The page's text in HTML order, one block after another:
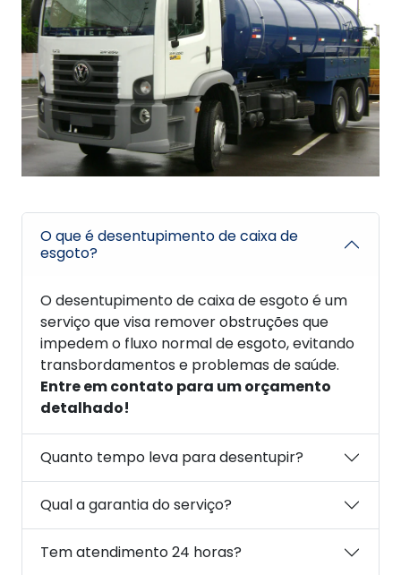
O que é desentupimento de caixa de
esgoto?
O desentupimento de caixa de esgoto é um
serviço que visa remover obstruções que
impedem o fluxo normal de esgoto, evitando
transbordamentos e problemas de saúde.
Entre em contato para um orçamento
detalhado!
Quanto tempo leva para desentupir?
Qual a garantia do serviço?
Tem atendimento 24 horas?